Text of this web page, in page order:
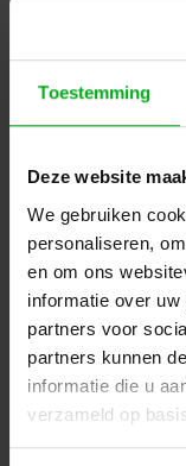
Toestemming
Deze website
We gebruiken
personaliseren,
en om ons
informatie over
partners voor
partners kunnen
informatie die u
verzameld op
Neutrik | NAC3MP-
pin + aarde pen
Neutrik |NAC3MP-HC
Verwachtte
Dé specialist